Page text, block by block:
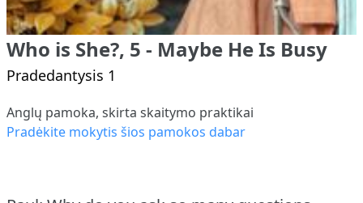
Who is She?, 5 - Maybe He Is Busy
Pradedantysis 1
Anglų pamoka, skirta skaitymo praktikai
Pradėkite mokytis šios pamokos dabar